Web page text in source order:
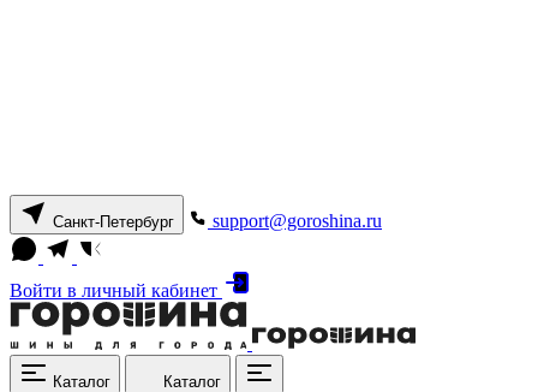
Санкт-Петербург support@goroshina.ru
Войти в личный кабинет
Каталог Каталог